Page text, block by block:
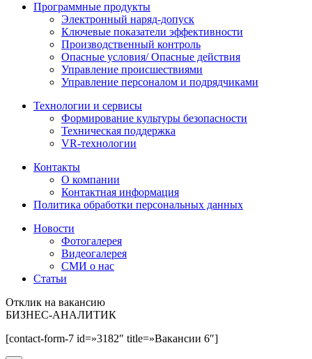
Программные продукты
Электронный наряд-допуск
Ключевые показатели эффективности
Производственный контроль
Опасные условия/ Опасные действия
Управление происшествиями
Управление персоналом и подрядчиками
Технологии и сервисы
Формирование культуры безопасности
Техническая поддержка
VR-технологии
Контакты
О компании
Контактная информация
Политика обработки персональных данных
Новости
Фотогалерея
Видеогалерея
СМИ о нас
Статьи
Отклик на вакансию
БИЗНЕС-АНАЛИТИК
[contact-form-7 id=»3182″ title=»Вакансии 6″]